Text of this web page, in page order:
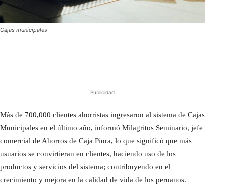
Cajas municipales
Publicidad
Más de 700,000 clientes ahorristas ingresaron al sistema de Cajas
Municipales en el último año, informó Milagritos Seminario, jefe
comercial de Ahorros de Caja Piura, lo que significó que más
usuarios se convirtieran en clientes, haciendo uso de los
productos y servicios del sistema; contribuyendo en el
crecimiento y mejora en la calidad de vida de los peruanos.